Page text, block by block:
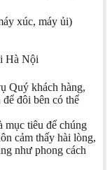
xúc, máy ủi)
Hà Nội
Quý khách hàng,
đôi bên có thể
mục tiêu để chúng
cảm thấy hài lòng,
như phong cách